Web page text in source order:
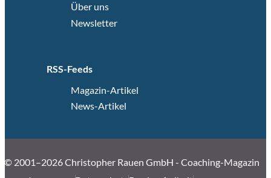
Über uns
Newsletter
RSS-Feeds
Magazin-Artikel
News-Artikel
© 2001–2026 Christopher Rauen GmbH - Coaching-Magazin